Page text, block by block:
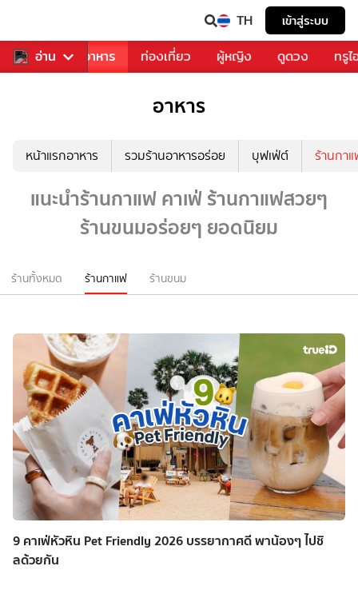
TH เข้าสู่ระบบ
อ่าน
การเพลง อาหาร ท่องเที่ยว ผู้หญิง ดูดวง ทรู
อาหาร
หน้าแรกอาหาร รวมร้านอาหารอร่อย บุฟเฟ่ต์ ร้านกา
แนะนำร้านกาแฟ คาเฟ่ ร้านกาแฟสวยๆ
ร้านขนมอร่อยๆ ยอดนิยม
ร้านทั้งหมด ร้านกาแฟ ร้านขนม
9 คาเฟ่หัวหิน Pet Friendly 2026 บรรยากาศดี พาน้องๆ ไปชิ
ลด้วยกัน